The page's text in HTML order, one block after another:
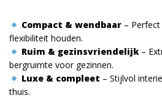
Compact & wendbaar– Perfect
flexibiliteit houden.
Ruim & gezinsvriendelijk–
bergruimte voor gezinnen.
Luxe & compleet – Stijlvol
thuis.